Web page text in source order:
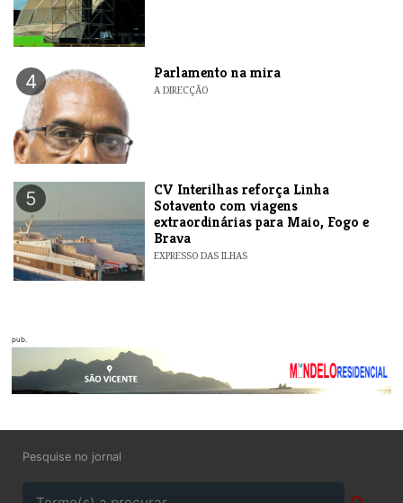
4 Parlamento na mira
A DIRECÇÃO
5
​CV Interilhas reforça Linha
Sotavento com viagens
extraordinárias para Maio, Fogo e
Brava
EXPRESSO DAS ILHAS
pub.
Pesquise no jornal